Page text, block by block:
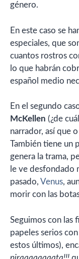
género.
En este caso se
especiales, que
cuantos rostros
lo que habrán
español medio
En el segundo
McKellen (¿de
narrador, así que
También tiene un
genera la trama,
le ve desfondado
pasado, Venus,
morir con las
Seguimos con las
papeles serios
estos últimos),